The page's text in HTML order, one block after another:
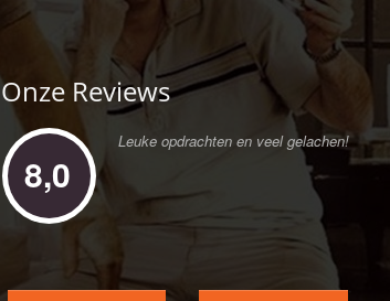
Onze Reviews
8,0
Leuke opdrachten en veel gelachen!